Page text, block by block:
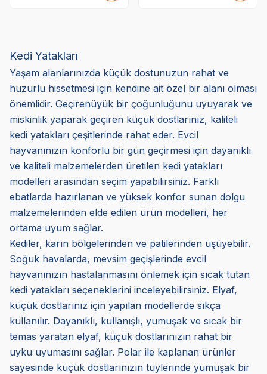
Kedi Yatakları
Yaşam alanlarınızda küçük dostunuzun rahat ve
huzurlu hissetmesi için kendine ait özel bir alanı olması
önemlidir. Geçirenüyük bir çoğunluğunu uyuyarak ve
miskinlik yaparak geçiren küçük dostlarınız, kaliteli
kedi yatakları çeşitlerinde rahat eder. Evcil
hayvanınızın konforlu bir gün geçirmesi için dayanıklı
ve kaliteli malzemelerden üretilen kedi yatakları
modelleri arasından seçim yapabilirsiniz. Farklı
ebatlarda hazırlanan ve yüksek konfor sunan dolgu
malzemelerinden elde edilen ürün modelleri, her
ortama uyum sağlar.
Kediler, karın bölgelerinden ve patilerinden üşüyebilir.
Soğuk havalarda, mevsim geçişlerinde evcil
hayvanınızın hastalanmasını önlemek için sıcak tutan
kedi yatakları seçeneklerini inceleyebilirsiniz. Elyaf,
küçük dostlarınız için yapılan modellerde sıkça
kullanılır. Dayanıklı, kullanışlı, yumuşak ve sıcak bir
temas yaratan elyaf, küçük dostlarınızın rahat bir
uyku uyumasını sağlar. Polar ile kaplanan ürünler
sayesinde küçük dostlarınızın tüylerinde yumuşak bir